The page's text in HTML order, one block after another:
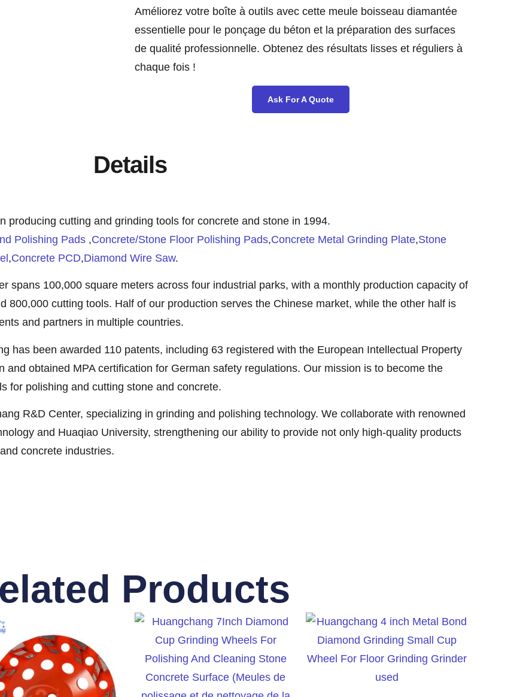
Améliorez votre boîte à outils avec cette meule boisseau diamantée
essentielle pour le ponçage du béton et la préparation des surfaces
de qualité professionnelle. Obtenez des résultats lisses et réguliers à
chaque fois !
Ask For A Quote
Details
producing cutting and grinding tools for concrete and stone in 1994.
Polishing Pads ,Concrete/Stone Floor Polishing Pads,Concrete Metal Grinding Plate,Stone
,Concrete PCD,Diamond Wire Saw.
spans 100,000 square meters across four industrial parks, with a monthly production capacity of
800,000 cutting tools. Half of our production serves the Chinese market, while the other half is
and partners in multiple countries.
has been awarded 110 patents, including 63 registered with the European Intellectual Property
and obtained MPA certification for German safety regulations. Our mission is to become the
for polishing and cutting stone and concrete.
R&D Center, specializing in grinding and polishing technology. We collaborate with renowned
and Huaqiao University, strengthening our ability to provide not only high-quality products
concrete industries.
Products